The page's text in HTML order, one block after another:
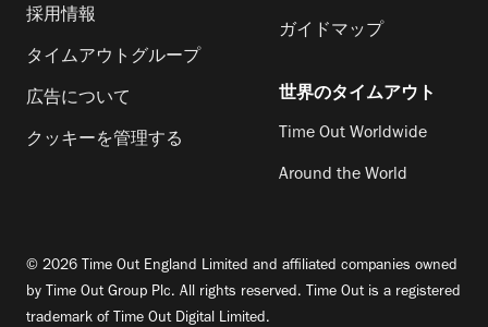
採用情報
タイムアウトグループ
広告について
クッキーを管理する
ガイドマップ
世界のタイムアウト
Time Out Worldwide
Around the World
© 2026 Time Out England Limited and affiliated companies owned
by Time Out Group Plc. All rights reserved. Time Out is a registered
trademark of Time Out Digital Limited.